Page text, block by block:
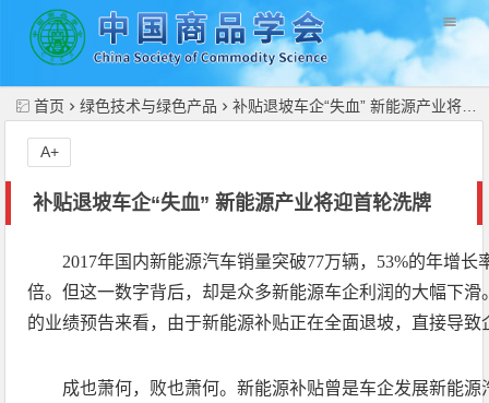
首页 绿色技术与绿色产品 补贴退坡车企“失血” 新能源产业将迎首轮洗牌
补贴退坡车企“失血” 新能源产业将迎首轮洗牌
A+
2017年国内新能源汽车销量突破77万辆，53%的年增长
倍。但这一数字背后，却是众多新能源车企利润的大幅下
的业绩预告来看，由于新能源补贴正在全面退坡，直接导致
成也萧何，败也萧何。新能源补贴曾是车企发展新能